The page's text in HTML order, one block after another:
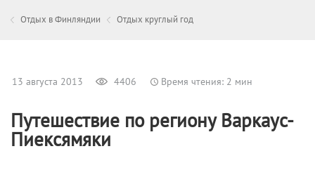
Отдых в Финляндии Отдых круглый год
13 августа 2013 4406 Время чтения: 2 мин
Путешествие по региону Варкаус-
Пиексямяки